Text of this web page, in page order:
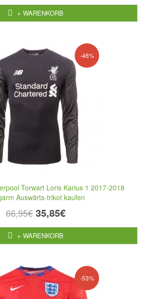
+ WARENKORB
-46%
Torwart Loris Karius 1 2017-2018
Auswärts-trikot kaufen
66,95€ 35,85€
+ WARENKORB
-53%